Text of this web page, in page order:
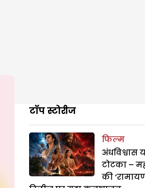
टॉप स्टोरीज
फिल्म
अंधविश्वास
टोटका –
की